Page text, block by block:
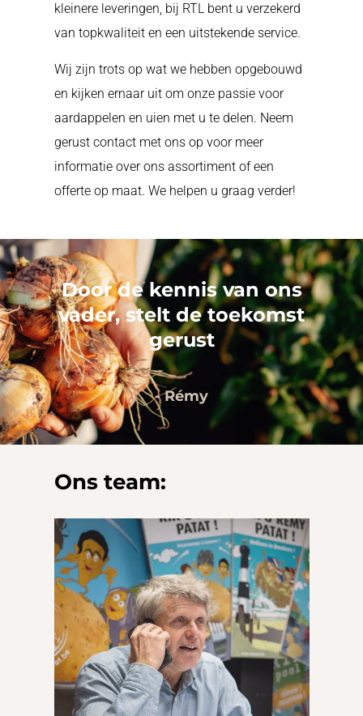
kleinere leveringen, bij RTL bent u verzekerd
van topkwaliteit en een uitstekende service.
Wij zijn trots op wat we hebben opgebouwd
en kijken ernaar uit om onze passie voor
aardappelen en uien met u te delen. Neem
gerust contact met ons op voor meer
informatie over ons assortiment of een
offerte op maat. We helpen u graag verder!
Door de kennis van ons
vader, stelt de toekomst
gerust
- Rémy
Ons team: